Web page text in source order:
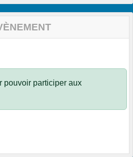
pouvoir participer aux